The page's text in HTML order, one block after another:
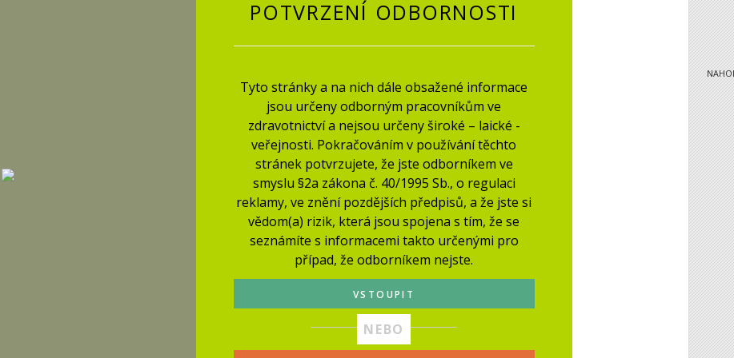
POTVRZENÍ ODBORNOSTI
Tyto stránky a na nich dále obsažené informace
jsou určeny odborným pracovníkům ve
zdravotnictví a nejsou určeny široké – laické -
veřejnosti. Pokračováním v používání těchto
stránek potvrzujete, že jste odborníkem ve
smyslu §2a zákona č. 40/1995 Sb., o regulaci
reklamy, ve znění pozdějších předpisů, a že jste si
vědom(a) rizik, která jsou spojena s tím, že se
seznámíte s informacemi takto určenými pro
případ, že odborníkem nejste.
VSTOUPIT
NEBO